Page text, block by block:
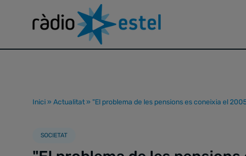
Inici » Actualitat » "El problema de les pensions es coneixia el
SOCIETAT